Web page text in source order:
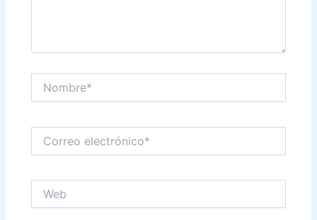
electrónico*